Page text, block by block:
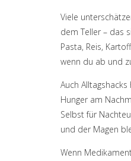
Viele
dem Teller – das
Pasta, Reis,
wenn du ab und
Auch
Hunger am
Selbst für
und der Magen
Wenn